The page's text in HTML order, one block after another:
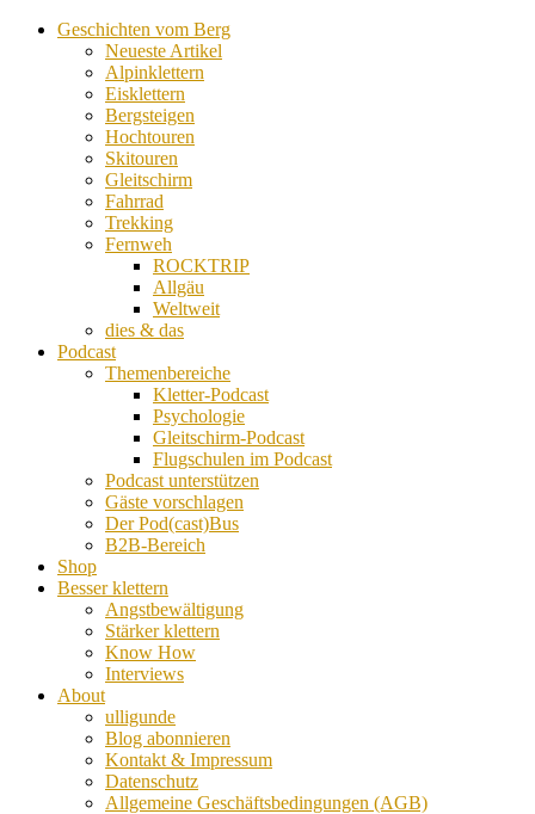
Geschichten vom Berg
Neueste Artikel
Alpinklettern
Eisklettern
Bergsteigen
Hochtouren
Skitouren
Gleitschirm
Fahrrad
Trekking
Fernweh
ROCKTRIP
Allgäu
Weltweit
dies & das
Podcast
Themenbereiche
Kletter-Podcast
Psychologie
Gleitschirm-Podcast
Flugschulen im Podcast
Podcast unterstützen
Gäste vorschlagen
Der Pod(cast)Bus
B2B-Bereich
Shop
Besser klettern
Angstbewältigung
Stärker klettern
Know How
Interviews
About
ulligunde
Blog abonnieren
Kontakt & Impressum
Datenschutz
Allgemeine Geschäftsbedingungen (AGB)